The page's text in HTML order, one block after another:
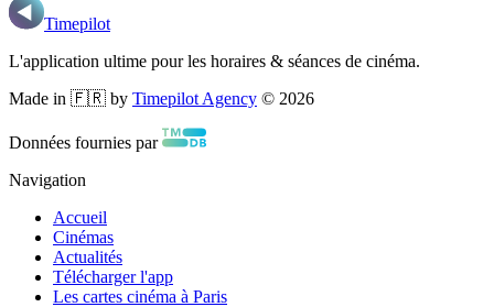
Timepilot
L'application ultime pour les horaires & séances de cinéma.
Made in 🇫🇷 by Timepilot Agency © 2026
Données fournies par
Navigation
Accueil
Cinémas
Actualités
Télécharger l'app
Les cartes cinéma à Paris